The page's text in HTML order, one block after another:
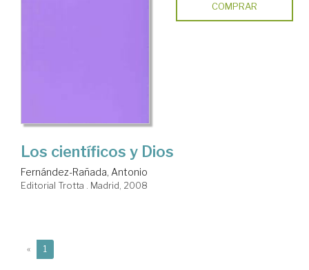
COMPRAR
Los científicos y Dios
Fernández-Rañada, Antonio
Editorial Trotta . Madrid, 2008
« 1